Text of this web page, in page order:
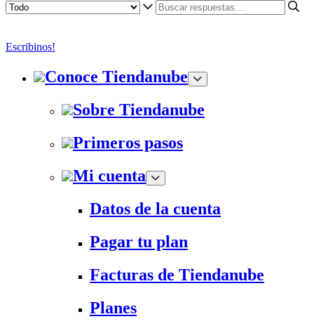
Escribinos!
Conoce Tiendanube
Sobre Tiendanube
Primeros pasos
Mi cuenta
Datos de la cuenta
Pagar tu plan
Facturas de Tiendanube
Planes